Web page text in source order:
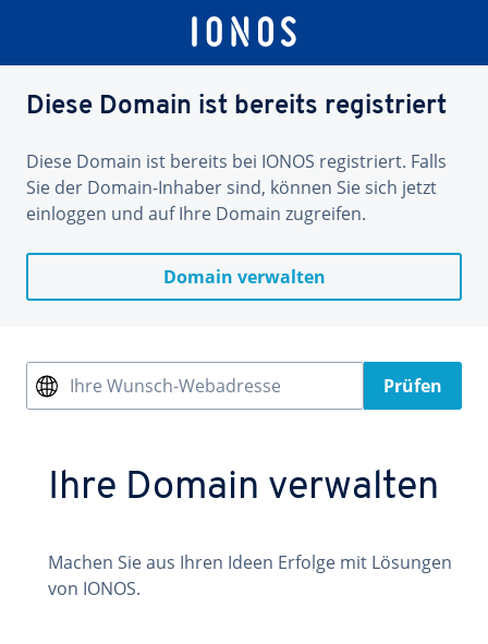
Diese Domain ist bereits registriert
Diese Domain ist bereits bei IONOS registriert. Falls
Sie der Domain-Inhaber sind, können Sie sich jetzt
einloggen und auf Ihre Domain zugreifen.
Domain verwalten
Ihre Wunsch-Webadresse Prüfen
Ihre Domain verwalten
Machen Sie aus Ihren Ideen Erfolge mit Lösungen
von IONOS.